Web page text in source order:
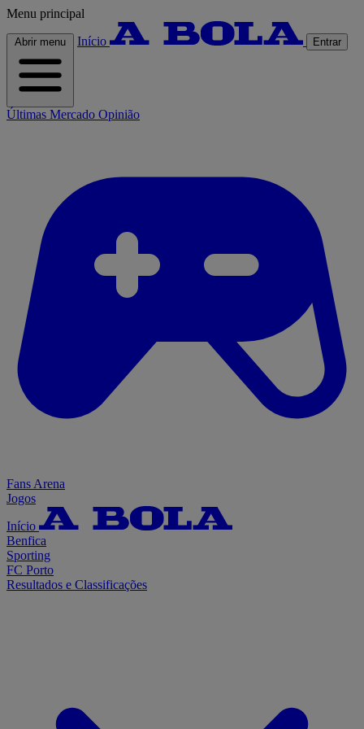
Menu principal
Abrir menu Início Entrar
Últimas Mercado Opinião
Fans Arena
Jogos
Início
Benfica
Sporting
FC Porto
Resultados e Classificações